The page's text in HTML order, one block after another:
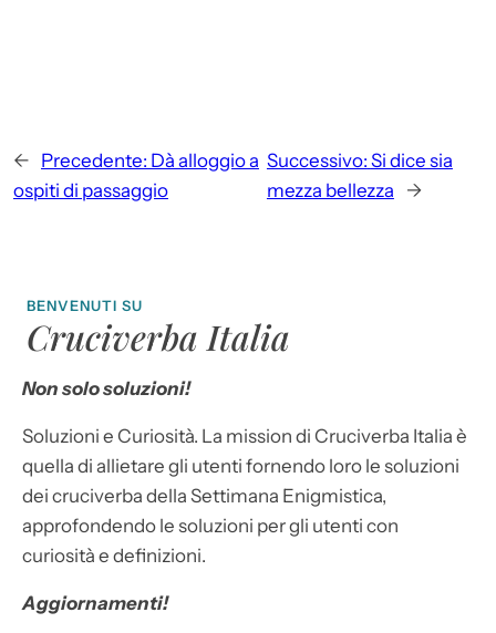
← Precedente: Dà alloggio a
ospiti di passaggio
Successivo: Si dice sia
mezza bellezza
→
BENVENUTI SU
Cruciverba Italia
Non solo soluzioni!
Soluzioni e Curiosità. La mission di Cruciverba Italia è
quella di allietare gli utenti fornendo loro le soluzioni
dei cruciverba della Settimana Enigmistica,
approfondendo le soluzioni per gli utenti con
curiosità e definizioni.
Aggiornamenti!